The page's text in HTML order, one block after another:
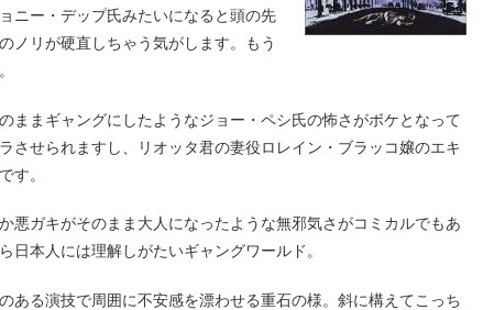
ニー・デップ氏みたいになると頭の先
ノリが硬直しちゃう気がします。もう
ままギャングにしたようなジョー・ペシ氏の怖さがボケとなって
させられますし、リオッタ君の妻役ロレイン・ブラッコ嬢のエキ
す。
悪ガキがそのまま大人になったような無邪気さがコミカルでもあ
日本人には理解しがたいギャングワールド。
ある演技で周囲に不安感を漂わせる重石の様。斜に構えてこっち